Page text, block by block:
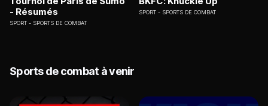
- Résumés
SPORT SPORTS DE COMBAT
SPORT SPORTS DE COMBAT
Sports de combat à venir